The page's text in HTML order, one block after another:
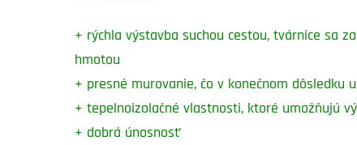
+ rýchla výstavba suchou cestou, tvárnice sa
hmotou
+ presné murovanie, čo v konečnom dôsledku
+ tepelnoizolačné vlastnosti, ktoré umožňujú
+ dobrá únosnosť